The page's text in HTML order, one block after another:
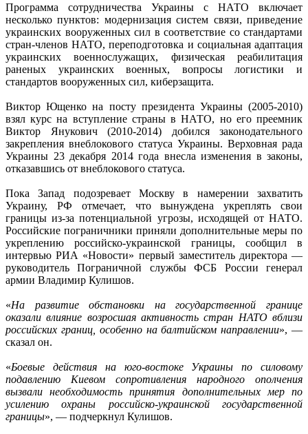
Программа сотрудничества Украины с НАТО включает
несколько пунктов: модернизация систем связи, приведение
украинских вооруженных сил в соответствие со стандартами
стран-членов НАТО, переподготовка и социальная адаптация
украинских военнослужащих, физическая реабилитация
раненых украинских военных, вопросы логистики и
стандартов вооруженных сил, киберзащита.
Виктор Ющенко на посту президента Украины (2005-2010)
взял курс на вступление страны в НАТО, но его преемник
Виктор Янукович (2010-2014) добился законодательного
закрепления внеблокового статуса Украины. Верховная рада
Украины 23 декабря 2014 года внесла изменения в законы,
отказавшись от внеблокового статуса.
Пока Запад подозревает Москву в намерении захватить
Украину, РФ отмечает, что вынуждена укреплять свои
границы из-за потенциальной угрозы, исходящей от НАТО.
Российские пограничники приняли дополнительные меры по
укреплению российско-украинской границы, сообщил в
интервью РИА «Новости» первый заместитель директора —
руководитель Пограничной службы ФСБ России генерал
армии Владимир Кулишов.
«На развитие обстановки на государственной границе
оказали влияние возросшая активность стран НАТО вблизи
российских границ, особенно на балтийском направлении», —
сказал он.
«Боевые действия на юго-востоке Украины по силовому
подавлению Киевом сопротивления народного ополчения
вызвали необходимость принятия дополнительных мер по
усилению охраны российско-украинской государственной
границы», — подчеркнул Кулишов.